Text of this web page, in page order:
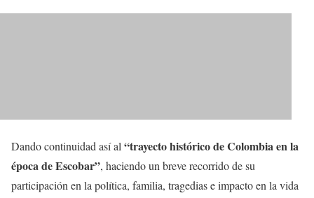
Dando continuidad así al “trayecto histórico de Colombia en la
época de Escobar”, haciendo un breve recorrido de su
participación en la política, familia, tragedias e impacto en la vida